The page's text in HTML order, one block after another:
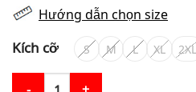
Hướng dẫn chọn size
Kích cỡ S M L XL 2XL
Váy Thiết Kế MDU5201 Thô